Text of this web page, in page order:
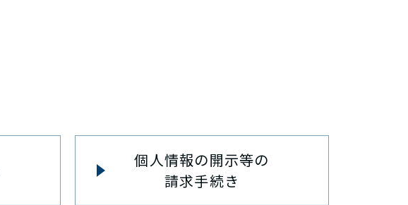
個人情報の開示等の
請求手続き